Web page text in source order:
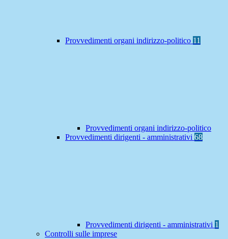
Provvedimenti organi indirizzo-politico 11
Provvedimenti organi indirizzo-politico
Provvedimenti dirigenti - amministrativi 68
Provvedimenti dirigenti - amministrativi 1
Controlli sulle imprese